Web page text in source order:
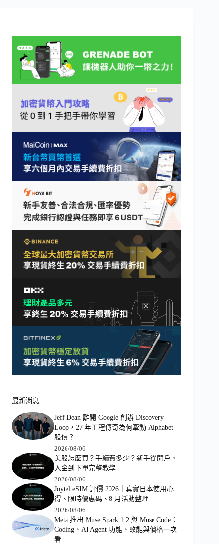
最新消息
Jeff Dean 離開 Google 創辦 Discovery
Loop，27 年工程傳奇為何牽動 Alphabet
股價？
2026/08/06
美股怎麼買？手續費多少？新手從開戶、
入金到下單完整教學
2026/08/06
Joytel eSIM 評價 2026｜真實日本使用心
得、限時優惠碼、8 月活動整理
2026/08/06
Meta 推出 Muse Spark 1.2 與 Muse Code：
Coding、AI Agent 功能、效能與價格一次
看